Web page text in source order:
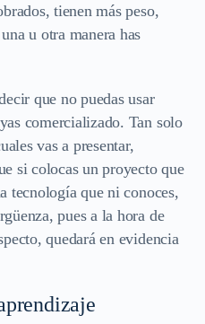
tienen más peso,
u otra manera has
que no puedas usar
comercializado. Tan solo
vas a presentar,
si colocas un proyecto que
tecnología que ni conoces,
pues a la hora de
quedará en evidencia